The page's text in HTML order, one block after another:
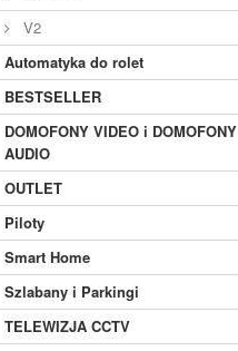
V2
Automatyka do rolet
BESTSELLER
DOMOFONY VIDEO i DOMOFONY
AUDIO
OUTLET
Piloty
Smart Home
Szlabany i Parkingi
TELEWIZJA CCTV